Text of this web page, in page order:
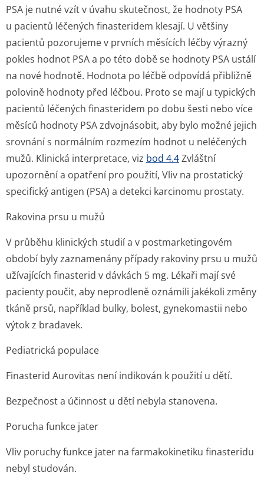
PSA je nutné vzít v úvahu skutečnost, že hodnoty PSA
u pacientů léčených finasteridem klesají. U většiny
pacientů pozorujeme v prvních měsících léčby výrazný
pokles hodnot PSA a po této době se hodnoty PSA ustálí
na nové hodnotě. Hodnota po léčbě odpovídá přibližně
polovině hodnoty před léčbou. Proto se mají u typických
pacientů léčených finasteridem po dobu šesti nebo více
měsíců hodnoty PSA zdvojnásobit, aby bylo možné jejich
srovnání s normálním rozmezím hodnot u neléčených
mužů. Klinická interpretace, viz bod 4.4Zvláštní
upozornění a opatření pro použití, Vliv na prostatický
specifický antigen (PSA) a detekci karcinomu prostaty.
Rakovina prsu u mužů
V průběhu klinických studií a v postmarketingovém
období byly zaznamenány případy rakoviny prsu u mužů
užívajících finasterid v dávkách 5 mg. Lékaři mají své
pacienty poučit, aby neprodleně oznámili jakékoli změny
tkáně prsů, například bulky, bolest, gynekomastii nebo
výtok z bradavek.
Pediatrická populace
Finasterid Aurovitas není indikován k použití u dětí.
Bezpečnost a účinnost u dětí nebyla stanovena.
Porucha funkce jater
Vliv poruchy funkce jater na farmakokinetiku finasteridu
nebyl studován.